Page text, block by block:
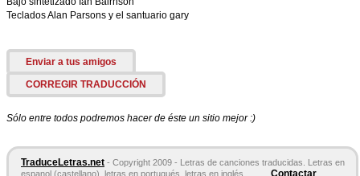
Teclados Alan Parsons y el santuario gary
Enviar a tus amigos
CORREGIR TRADUCCIÓN
Sólo entre todos podremos hacer de éste un sitio mejor :)
TraduceLetras.net - Copyright 2009 - Letras de canciones traducidas. Letras en
espanol (castellano), letras en portugués, letras en inglés,...
Contactar